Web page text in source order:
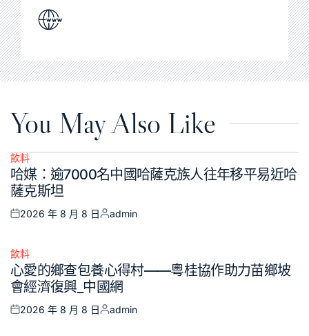
You May Also Like
Posted
in
飲料
哈媒：逾7000名中國哈薩克族人往年移平易近哈
薩克斯坦
Posted
2026 年 8 月 8 日
Posted
admin
Posted
in
飲料
心愛的鄉查包養心得村——粵桂協作助力苗鄉坡
會經濟復興_中國網
Posted
2026 年 8 月 8 日
Posted
admin